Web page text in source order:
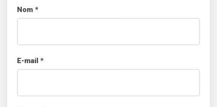
Nom *
E-mail *